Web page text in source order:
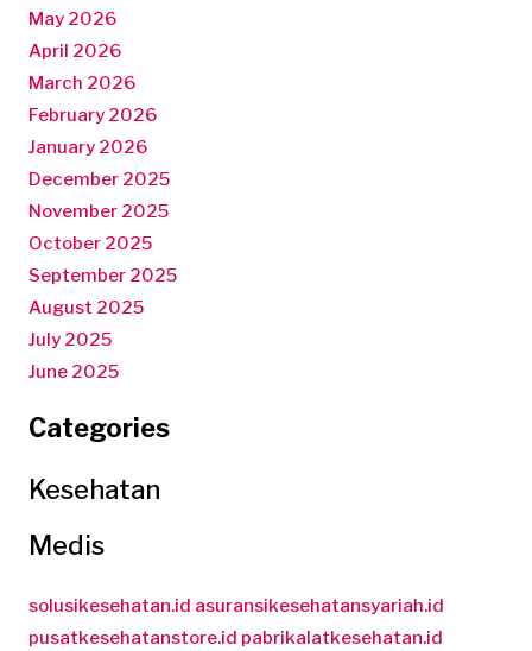
May 2026
April 2026
March 2026
February 2026
January 2026
December 2025
November 2025
October 2025
September 2025
August 2025
July 2025
June 2025
Categories
Kesehatan
Medis
solusikesehatan.id asuransikesehatansyariah.id
pusatkesehatanstore.id pabrikalatkesehatan.id